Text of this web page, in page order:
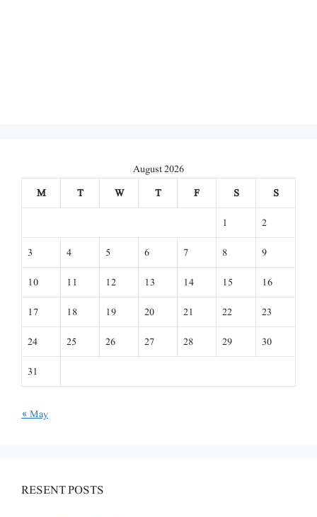
August 2026
M
T W T F S
S
1
2
3
4 5 6 7 8
9
10
11 12 13 14 15
16
17
18 19 20 21 22
23
24
25 26 27 28 29
30
31
« May
RESENT POSTS